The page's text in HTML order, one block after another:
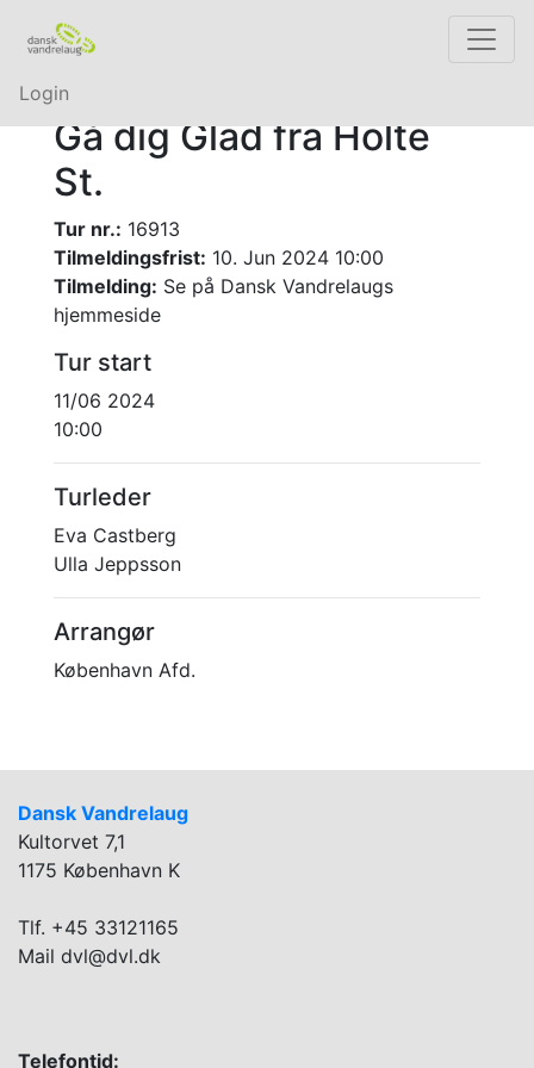
Login
Gå dig Glad fra Holte
St.
Tur nr.: 16913
Tilmeldingsfrist: 10. Jun 2024 10:00
Tilmelding: Se på Dansk Vandrelaugs
hjemmeside
Tur start
11/06 2024
10:00
Turleder
Eva Castberg
Ulla Jeppsson
Arrangør
København Afd.
Dansk Vandrelaug
Kultorvet 7,1
1175 København K
Tlf. +45 33121165
Mail dvl@dvl.dk
Telefontid: